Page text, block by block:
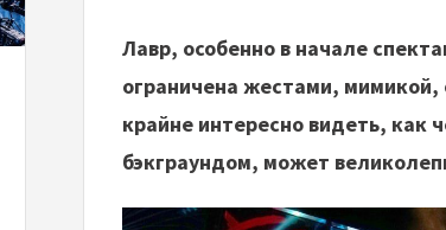
Лавр, особенно в начале
ограничена жестами,
крайне интересно видеть, как
бэкграундом, может